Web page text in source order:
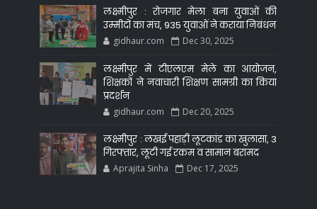
लक्ष्मीपुर : रोजगार मेला बना युवाओं की
उम्मीदों का मंच, 935 युवाओं ने कराया निबंधन
gidhaur.com Dec 30, 2025
लक्ष्मीपुर में टीएलएम मेले का आयोजन,
शिक्षकों ने नवाचारी शिक्षण सामग्री का किया
प्रदर्शन
gidhaur.com Dec 20, 2025
लक्ष्मीपुर : लखई पहाड़ी लूटकांड का खुलासा, 3
गिरफ्तार, लूटी गई रकम व सामान बरामद
Aprajita Sinha Dec 17, 2025